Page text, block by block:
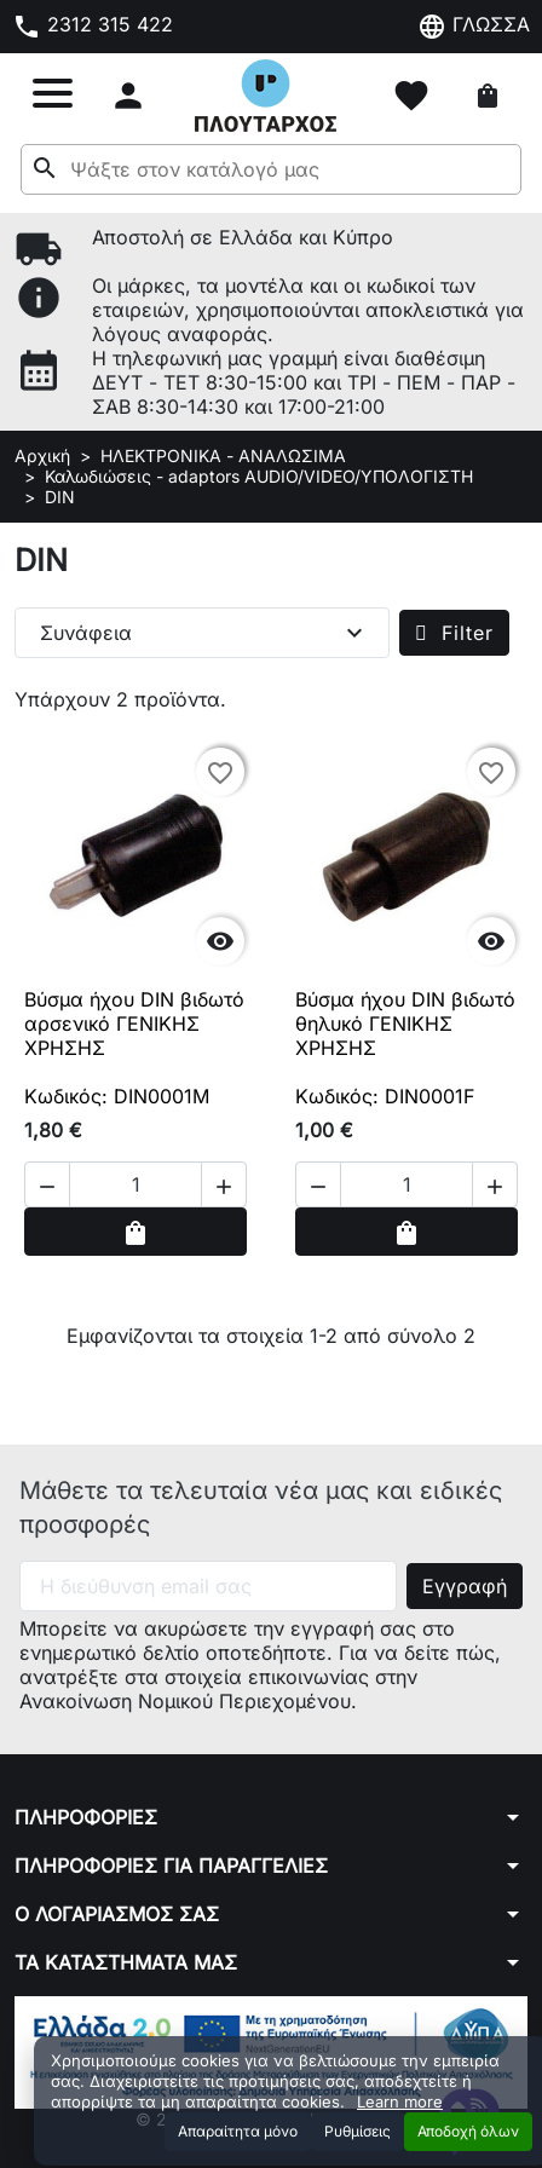
phone 2312 315 422 language ΓΛΩΣΣΑ
 favorite shopping_bag
search
local_shipping Αποστολή σε Ελλάδα και Κύπρο
info
Οι μάρκες, τα μοντέλα και οι κωδικοί των
εταιρειών, χρησιμοποιούνται αποκλειστικά για
λόγους αναφοράς.
calendar_month
Η τηλεφωνική μας γραμμή είναι διαθέσιμη
ΔΕΥΤ - ΤΕΤ 8:30-15:00 και ΤΡΙ - ΠΕΜ - ΠΑΡ -
ΣΑΒ 8:30-14:30 και 17:00-21:00
Αρχική
ΗΛΕΚΤΡΟΝΙΚΑ - ΑΝΑΛΩΣΙΜΑ
Καλωδιώσεις - adaptors AUDIO/VIDEO/ΥΠΟΛΟΓΙΣΤΗ
DIN
DIN
Υπάρχουν 2 προϊόντα.
Συνάφεια expand_more Filter

favorite_border
favorite_border
Βύσμα ήχου DIN βιδωτό
αρσενικό ΓΕΝΙΚΗΣ
ΧΡΗΣΗΣ
Κωδικός: DIN0001M
1,80 €
 
shopping_bag

favorite_border
favorite_border
Βύσμα ήχου DIN βιδωτό
θηλυκό ΓΕΝΙΚΗΣ
ΧΡΗΣΗΣ
Κωδικός: DIN0001F
1,00 €
 
shopping_bag
Εμφανίζονται τα στοιχεία 1-2 από σύνολο 2
Μάθετε τα τελευταία νέα μας και ειδικές
προσφορές
Μπορείτε να ακυρώσετε την εγγραφή σας στο
ενημερωτικό δελτίο οποτεδήποτε. Για να δείτε πώς,
ανατρέξτε στα στοιχεία επικοινωνίας στην
Ανακοίνωση Νομικού Περιεχομένου.
ΠΛΗΡΟΦΟΡΙΕΣ arrow_drop_down
ΠΛΗΡΟΦΟΡΙΕΣ ΓΙΑ ΠΑΡΑΓΓΕΛΙΕΣ arrow_drop_down
Ο ΛΟΓΑΡΙΑΣΜΟΣ ΣΑΣ arrow_drop_down
ΤΑ ΚΑΤΑΣΤΗΜΑΤΑ ΜΑΣ arrow_drop_down
Χρησιμοποιούμε cookies για να βελτιώσουμε την εμπειρία
σας. Διαχειριστείτε τις προτιμήσεις σας, αποδεχτείτε ή
απορρίψτε τα μη απαραίτητα cookies. Learn more
Aπαραίτητα μόνο Ρυθμίσεις Αποδοχή όλων
© 2026 - ploutarxoselectronics.gr
Developed by 01generator